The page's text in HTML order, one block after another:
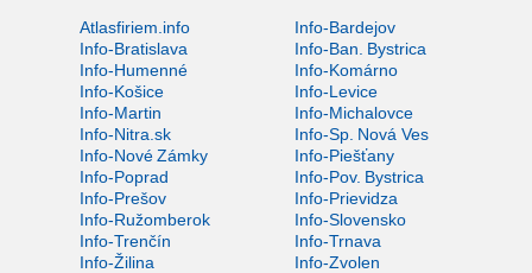
Atlasfiriem.info
Info-Bardejov
Info-Bratislava
Info-Ban. Bystrica
Info-Humenné
Info-Komárno
Info-Košice
Info-Levice
Info-Martin
Info-Michalovce
Info-Nitra.sk
Info-Sp. Nová Ves
Info-Nové Zámky
Info-Piešťany
Info-Poprad
Info-Pov. Bystrica
Info-Prešov
Info-Prievidza
Info-Ružomberok
Info-Slovensko
Info-Trenčín
Info-Trnava
Info-Žilina
Info-Zvolen